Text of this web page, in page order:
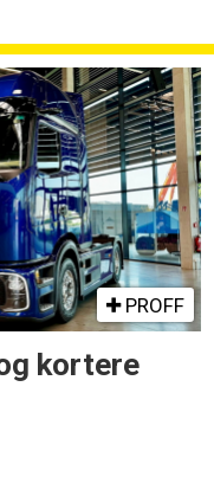
PROFF
kortere